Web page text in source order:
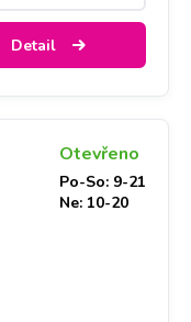
Detail
Otevřeno
Po-So: 9-21
Ne: 10-20